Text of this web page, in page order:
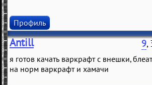
Профиль
Antill 9,
я готов качать варкрафт с внешки,
на норм варкрафт и хамачи